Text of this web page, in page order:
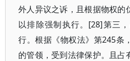
外人异议之诉，且根据物权的
以排除强制执行。[28]第三
行。根据《物权法》第245条
的管领，受到法律保护。且占